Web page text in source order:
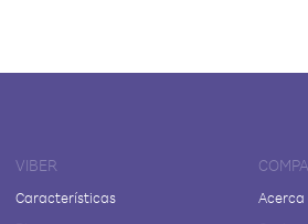
VIBER
Características
Acerca